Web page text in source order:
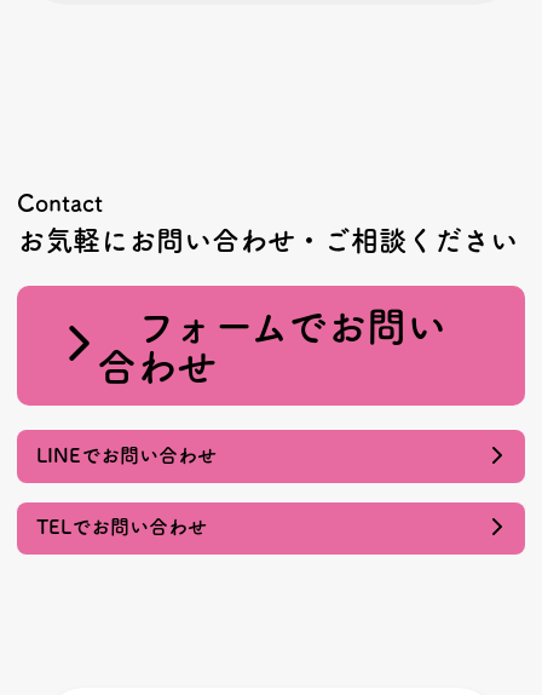
Contact
お気軽にお問い合わせ・ご相談ください
フォームでお問い
合わせ
LINEでお問い合わせ
TELでお問い合わせ